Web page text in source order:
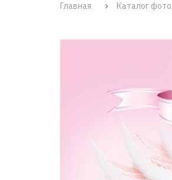
Главная Каталог